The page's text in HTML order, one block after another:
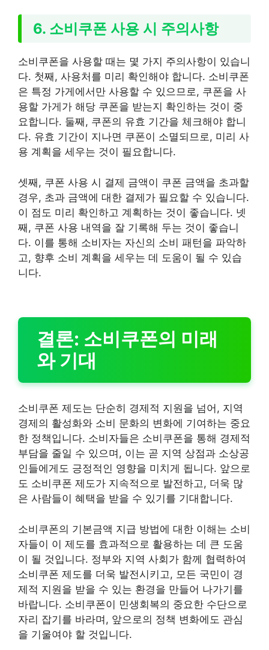
6. 소비쿠폰 사용 시 주의사항
소비쿠폰을 사용할 때는 몇 가지 주의사항이 있습니
다. 첫째, 사용처를 미리 확인해야 합니다. 소비쿠폰
은 특정 가게에서만 사용할 수 있으므로, 쿠폰을 사
용할 가게가 해당 쿠폰을 받는지 확인하는 것이 중
요합니다. 둘째, 쿠폰의 유효 기간을 체크해야 합니
다. 유효 기간이 지나면 쿠폰이 소멸되므로, 미리 사
용 계획을 세우는 것이 필요합니다.
셋째, 쿠폰 사용 시 결제 금액이 쿠폰 금액을 초과할
경우, 초과 금액에 대한 결제가 필요할 수 있습니다.
이 점도 미리 확인하고 계획하는 것이 좋습니다. 넷
째, 쿠폰 사용 내역을 잘 기록해 두는 것이 좋습니
다. 이를 통해 소비자는 자신의 소비 패턴을 파악하
고, 향후 소비 계획을 세우는 데 도움이 될 수 있습
니다.
결론: 소비쿠폰의 미래
와 기대
소비쿠폰 제도는 단순히 경제적 지원을 넘어, 지역
경제의 활성화와 소비 문화의 변화에 기여하는 중요
한 정책입니다. 소비자들은 소비쿠폰을 통해 경제적
부담을 줄일 수 있으며, 이는 곧 지역 상점과 소상공
인들에게도 긍정적인 영향을 미치게 됩니다. 앞으로
도 소비쿠폰 제도가 지속적으로 발전하고, 더욱 많
은 사람들이 혜택을 받을 수 있기를 기대합니다.
소비쿠폰의 기본금액 지급 방법에 대한 이해는 소비
자들이 이 제도를 효과적으로 활용하는 데 큰 도움
이 될 것입니다. 정부와 지역 사회가 함께 협력하여
소비쿠폰 제도를 더욱 발전시키고, 모든 국민이 경
제적 지원을 받을 수 있는 환경을 만들어 나가기를
바랍니다. 소비쿠폰이 민생회복의 중요한 수단으로
자리 잡기를 바라며, 앞으로의 정책 변화에도 관심
을 기울여야 할 것입니다.